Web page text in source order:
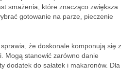
smażenia, które znacząco zwiększa
gotowanie na parze, pieczenie
że doskonale komponują się z
Mogą stanowić zarówno danie
dodatek do sałatek i makaronów. Dla